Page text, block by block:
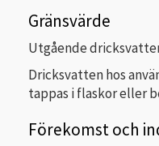
Gränsvärde
Utgående
Dricksvatten hos
tappas i flaskor eller
Förekomst och